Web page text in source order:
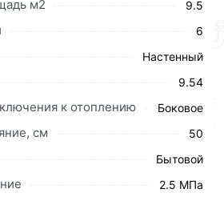
м2 9.5
6
Настенный
9.54
к отоплению Боковое
см 50
Бытовой
2.5 МПа